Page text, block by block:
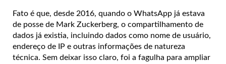
Fato é que, desde 2016, quando o WhatsApp já estava
de posse de Mark Zuckerberg, o compartilhamento de
dados já existia, incluindo dados como nome de usuário,
endereço de IP e outras informações de natureza
técnica. Sem deixar isso claro, foi a fagulha para ampliar